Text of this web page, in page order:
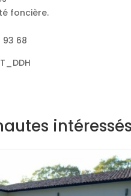
foncière.
93 68